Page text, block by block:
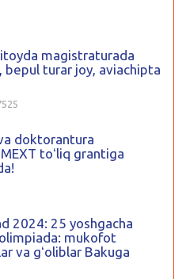
magistraturada
bepul turar joy, aviachipta
doktorantura
toʻliq grantiga
2024: 25 yoshgacha
mukofot
va gʻoliblar Bakuga